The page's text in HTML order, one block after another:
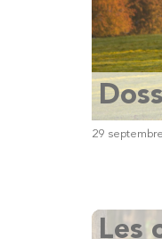
29
Les